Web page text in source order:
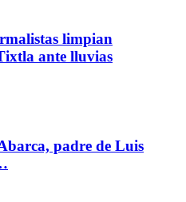
limpian
ante lluvias
padre de Luis